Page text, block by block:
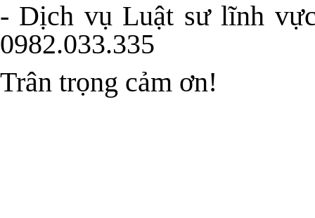
- Dịch vụ Luật sư lĩnh
0982.033.335
Trân trọng cảm ơn!